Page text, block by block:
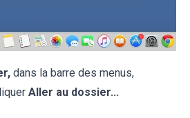
dans la barre des menus,
Aller au dossier...